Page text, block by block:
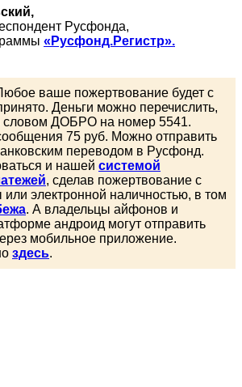
Русфонда,
«Русфонд.Регистр».
ваше пожертвование будет с
Деньги можно перечислить,
словом ДОБРО на номер 5541.
75 руб. Можно отправить
переводом в Русфонд.
и нашей системой
, сделав пожертвование с
или электронной наличностью, в том
. А владельцы айфонов и
андроид могут отправить
мобильное приложение.
здесь.